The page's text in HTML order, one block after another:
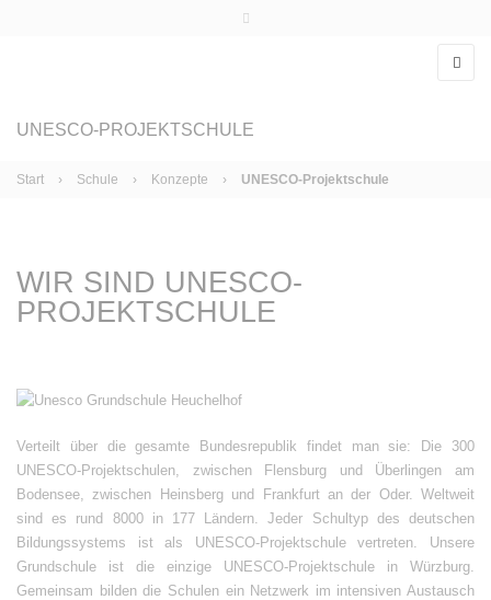
UNESCO-PROJEKTSCHULE
Start › Schule › Konzepte › UNESCO-Projektschule
WIR SIND UNESCO-
PROJEKTSCHULE
Verteilt über die gesamte Bundesrepublik findet man sie: Die 300
UNESCO-Projektschulen, zwischen Flensburg und Überlingen am
Bodensee, zwischen Heinsberg und Frankfurt an der Oder. Weltweit
sind es rund 8000 in 177 Ländern. Jeder Schultyp des deutschen
Bildungssystems ist als UNESCO-Projektschule vertreten. Unsere
Grundschule ist die einzige UNESCO-Projektschule in Würzburg.
Gemeinsam bilden die Schulen ein Netzwerk im intensiven Austausch